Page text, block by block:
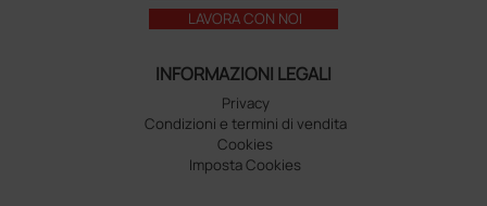
LAVORA CON NOI
INFORMAZIONI LEGALI
Privacy
Condizioni e termini di vendita
Cookies
Imposta Cookies